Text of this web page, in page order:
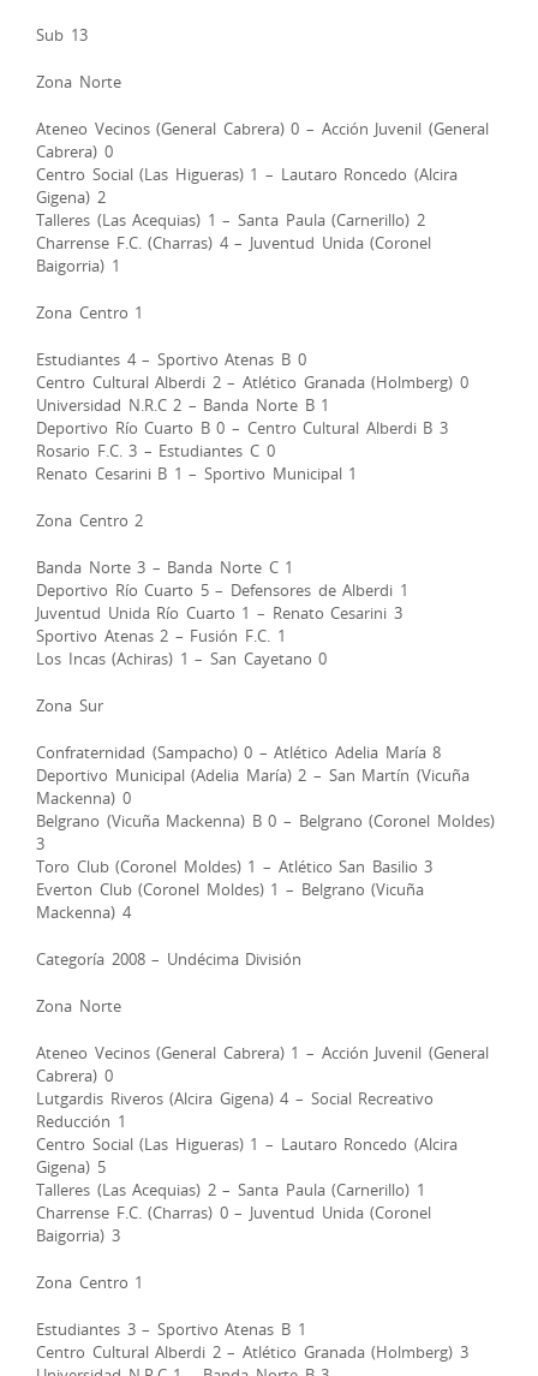
Sub 13
Zona Norte
Ateneo Vecinos (General Cabrera) 0 – Acción Juvenil (General
Cabrera) 0
Centro Social (Las Higueras) 1 – Lautaro Roncedo (Alcira
Gigena) 2
Talleres (Las Acequias) 1 – Santa Paula (Carnerillo) 2
Charrense F.C. (Charras) 4 – Juventud Unida (Coronel
Baigorria) 1
Zona Centro 1
Estudiantes 4 – Sportivo Atenas B 0
Centro Cultural Alberdi 2 – Atlético Granada (Holmberg) 0
Universidad N.R.C 2 – Banda Norte B 1
Deportivo Río Cuarto B 0 – Centro Cultural Alberdi B 3
Rosario F.C. 3 – Estudiantes C 0
Renato Cesarini B 1 – Sportivo Municipal 1
Zona Centro 2
Banda Norte 3 – Banda Norte C 1
Deportivo Río Cuarto 5 – Defensores de Alberdi 1
Juventud Unida Río Cuarto 1 – Renato Cesarini 3
Sportivo Atenas 2 – Fusión F.C. 1
Los Incas (Achiras) 1 – San Cayetano 0
Zona Sur
Confraternidad (Sampacho) 0 – Atlético Adelia María 8
Deportivo Municipal (Adelia María) 2 – San Martín (Vicuña
Mackenna) 0
Belgrano (Vicuña Mackenna) B 0 – Belgrano (Coronel Moldes)
3
Toro Club (Coronel Moldes) 1 – Atlético San Basilio 3
Everton Club (Coronel Moldes) 1 – Belgrano (Vicuña
Mackenna) 4
Categoría 2008 – Undécima División
Zona Norte
Ateneo Vecinos (General Cabrera) 1 – Acción Juvenil (General
Cabrera) 0
Lutgardis Riveros (Alcira Gigena) 4 – Social Recreativo
Reducción 1
Centro Social (Las Higueras) 1 – Lautaro Roncedo (Alcira
Gigena) 5
Talleres (Las Acequias) 2 – Santa Paula (Carnerillo) 1
Charrense F.C. (Charras) 0 – Juventud Unida (Coronel
Baigorria) 3
Zona Centro 1
Estudiantes 3 – Sportivo Atenas B 1
Centro Cultural Alberdi 2 – Atlético Granada (Holmberg) 3